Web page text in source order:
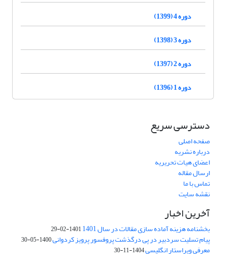
دوره 4 (1399)
دوره 3 (1398)
دوره 2 (1397)
دوره 1 (1396)
دسترسی سریع
صفحه اصلی
درباره نشریه
اعضای هیات تحریریه
ارسال مقاله
تماس با ما
نقشه سایت
آخرین اخبار
بخشنامه هزینه آماده سازی مقالات در سال 1401 1401-02-29
پیام تسلیت سردبیر در پی درگذشت پروفسور پرویز کردوانی1400-05-30
معرفی ویراستار انگلیسی1404-11-30